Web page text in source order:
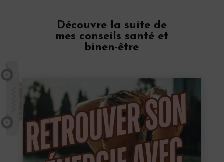
Découvre la suite de
mes conseils santé et
binen-être